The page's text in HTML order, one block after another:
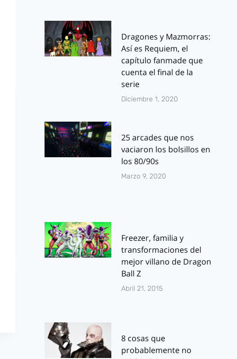
Dragones y Mazmorras:
Así es Requiem, el
capítulo fanmade que
cuenta el final de la
serie
Diciembre 1, 2020
25 arcades que nos
vaciaron los bolsillos en
los 80/90s
Marzo 9, 2020
Freezer, familia y
transformaciones del
mejor villano de Dragon
Ball Z
Abril 21, 2015
8 cosas que
probablemente no